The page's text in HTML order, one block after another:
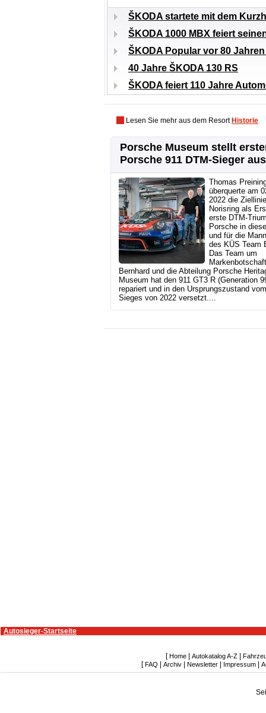
ŠKODA startete mit dem
ŠKODA 1000 MBX feiert
ŠKODA Popular vor 80
40 Jahre ŠKODA 130 RS
ŠKODA feiert 110 Jahre
Lesen Sie mehr aus dem Resort Historie
Porsche Museum stellt
Porsche 911 DTM-Sieger aus
Thomas
überquerte am
2022 die
Norisring als
erste DTM-
Porsche in
und für die
des KÜS Team
Das Team um
Bernhard und die Abteilung Porsche
Museum hat den 911 GT3 R (Generation
repariert und in den Ursprungszustand
Sieges von 2022 versetzt....
Autosieger-Startseite
[ Home| Autokatalog A-Z|
[ FAQ Archiv Newsletter Impressum